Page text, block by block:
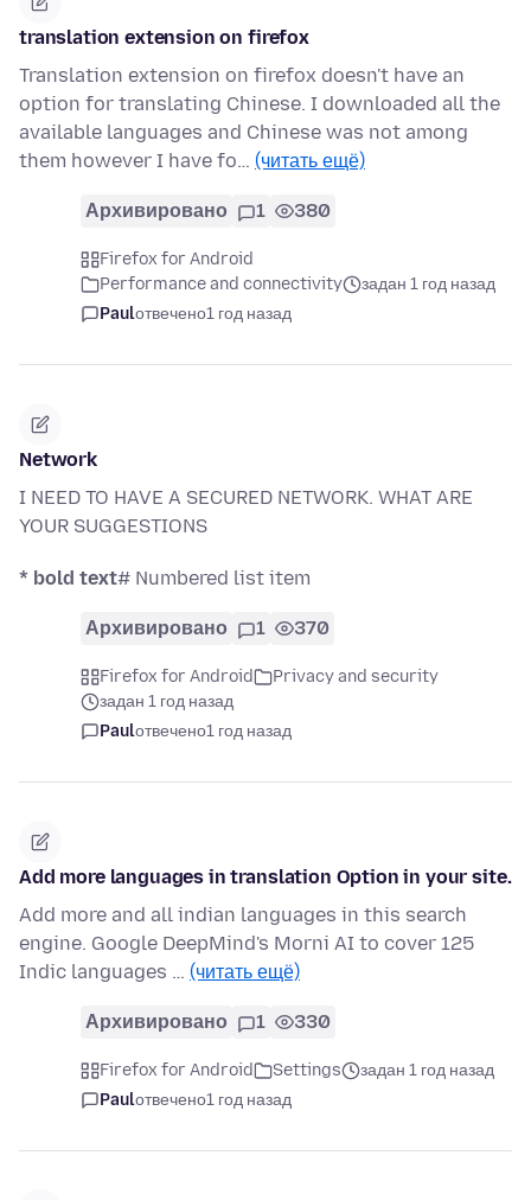
translation extension on firefox
Translation extension on firefox doesn't have an
option for translating Chinese. I downloaded all the
available languages and Chinese was not among
them however I have fo… (читать ещё)
Архивировано 1 380
Firefox for Android
Performance and connectivity
задан 1 год назад
Paulотвечено1 год назад
Network
I NEED TO HAVE A SECURED NETWORK. WHAT ARE
YOUR SUGGESTIONS
* bold text# Numbered list item
Архивировано 1 370
Firefox for Android
Privacy and security
задан 1 год назад
Paulотвечено1 год назад
Add more languages in translation Option in your site.
Add more and all indian languages in this search
engine. Google DeepMind's Morni AI to cover 125
Indic languages … (читать ещё)
Архивировано 1 330
Firefox for Android Settings
задан 1 год назад
Paulотвечено1 год назад